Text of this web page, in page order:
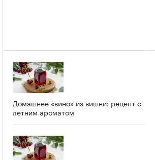
Домашнее «вино» из вишни: рецепт с
летним ароматом